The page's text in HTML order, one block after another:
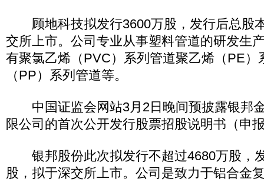
顾地科技拟发行3600万股，发行后总股
交所上市。公司专业从事塑料管道的研发生
有聚氯乙烯（PVC）系列管道聚乙烯（PE）
（PP）系列管道等。
中国证监会网站3月2日晚间预披露银邦
限公司的首次公开发行股票招股说明书（申
银邦股份此次拟发行不超过4680万股，
股，拟于深交所上市。公司是致力于铝合金